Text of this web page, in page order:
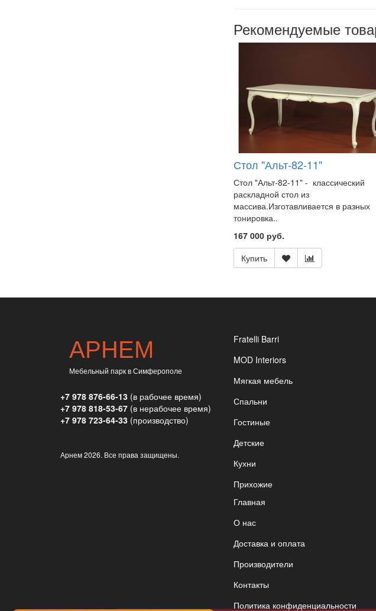
Рекомендуемые
Стол "Альт-82-11"
Стол "Альт-82-11" - классический
раскладной стол из
массива.Изготавливается в разных
тонировка..
167 000 руб.
Купить
АРНЕМ
Мебельный парк в Симферополе
+7 978 876-66-13 (в рабочее время)
+7 978 818-53-67 (в нерабочее время)
+7 978 723-64-33 (производство)
Арнем2026. Все права защищены.
Fratelli Barri
MOD Interiors
Мягкая мебель
Спальни
Гостиные
Детские
Кухни
Прихожие
Главная
О нас
Доставка и оплата
Производители
Контакты
Политика конфиденциальности